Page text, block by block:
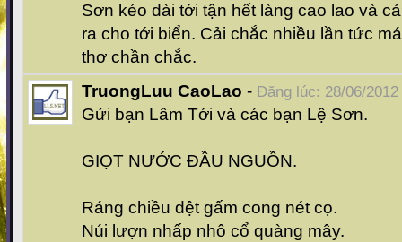
Sơn kéo dài tới tận hết làng cao lao và
ra cho tới biển. Cải chắc nhiều lần tức
thơ chần chắc.
TruongLuu CaoLao - Đăng lúc: 28/06/2012
Gửi bạn Lâm Tới và các bạn Lệ Sơn.
GIỌT NƯỚC ĐẦU NGUỒN.
Ráng chiều dệt gấm cong nét cọ.
Núi lượn nhấp nhô cổ quàng mây.